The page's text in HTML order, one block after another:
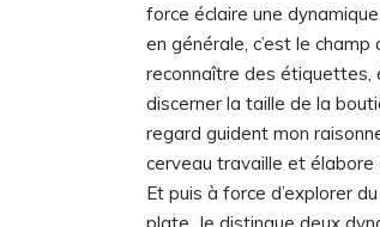
force éclaire une
en générale, c’est le
reconnaître des étiquettes,
discerner la taille de la
regard guident mon
cerveau travaille et
Et puis à force d’explorer